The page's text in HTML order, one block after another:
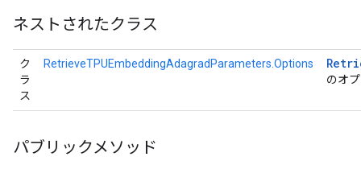
ネストされたクラス
ク
ラ
ス
RetrieveTPUEmbeddingAdagradParameters.Options
のオ
パブリックメソッド